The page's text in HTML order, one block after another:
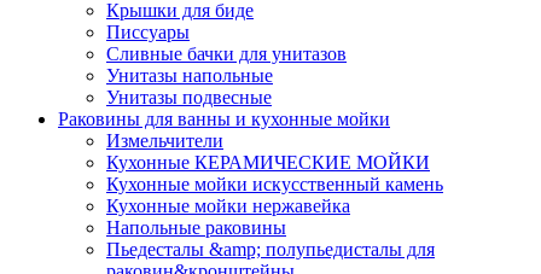
Крышки для биде
Писсуары
Сливные бачки для унитазов
Унитазы напольные
Унитазы подвесные
Раковины для ванны и кухонные мойки
Измельчители
Кухонные КЕРАМИЧЕСКИЕ МОЙКИ
Кухонные мойки искусственный камень
Кухонные мойки нержавейка
Напольные раковины
Пьедесталы &amp; полупьедисталы для